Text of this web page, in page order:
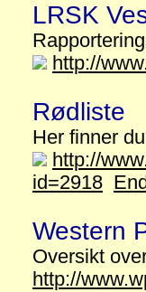
LRSK
http://
Rødliste
Her finner
http://
id=2918
Western
Oversikt
http://